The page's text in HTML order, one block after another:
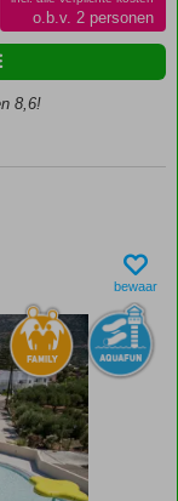
o.b.v. 2 personen
8,6!
bewaar